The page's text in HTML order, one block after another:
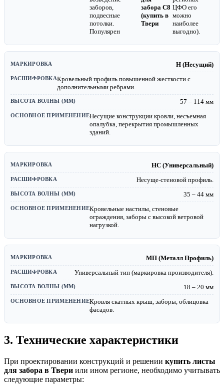
заборов,
подвесные
потолки.
Популярен
забора С8
(купить в
Твери
ЦФО его
можно
наиболее
выгодно).
Н (Несущий)
Кровельный профиль повышенной жесткости с
дополнительными ребрами.
57 – 114 мм
Несущие конструкции кровли, несъемная
опалубка, перекрытия промышленных
зданий.
НС (Универсальный)
Несуще-стеновой профиль.
35 – 44 мм
Кровельные настилы, стеновые
ограждения, заборы с высокой ветровой
нагрузкой.
МП (Металл Профиль)
Универсальный тип (маркировка производителя).
18 – 20 мм
Кровля скатных крыш, заборы, облицовка
фасадов.
3. Технические характеристики
При проектировании конструкций и решении купить листы
для забора в Твери или ином регионе, необходимо учитывать
следующие параметры: